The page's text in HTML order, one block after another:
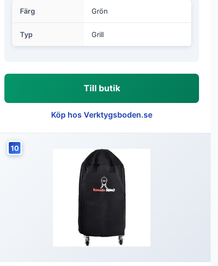
Färg Grön
Typ Grill
Till butik
Köp hos Verktygsboden.se
10